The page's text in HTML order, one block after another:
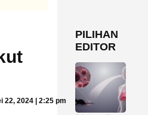
22, 2024 | 2:25 pm
PILIHAN
EDITOR